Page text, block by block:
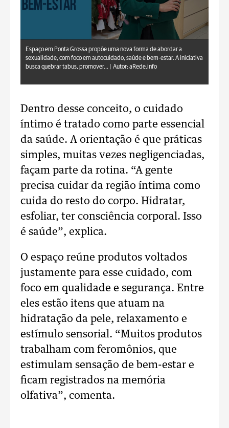
Espaço em Ponta Grossa propõe uma nova forma de abordar a
sexualidade, com foco em autocuidado, saúde e bem-estar. A iniciativa
busca quebrar tabus, promover... |
Autor: aRede.info
Dentro desse conceito, o cuidado
íntimo é tratado como parte essencial
da saúde. A orientação é que práticas
simples, muitas vezes negligenciadas,
façam parte da rotina. “A gente
precisa cuidar da região íntima como
cuida do resto do corpo. Hidratar,
esfoliar, ter consciência corporal. Isso
é saúde”, explica.
O espaço reúne produtos voltados
justamente para esse cuidado, com
foco em qualidade e segurança. Entre
eles estão itens que atuam na
hidratação da pele, relaxamento e
estímulo sensorial. “Muitos produtos
trabalham com feromônios, que
estimulam sensação de bem-estar e
ficam registrados na memória
olfativa”, comenta.